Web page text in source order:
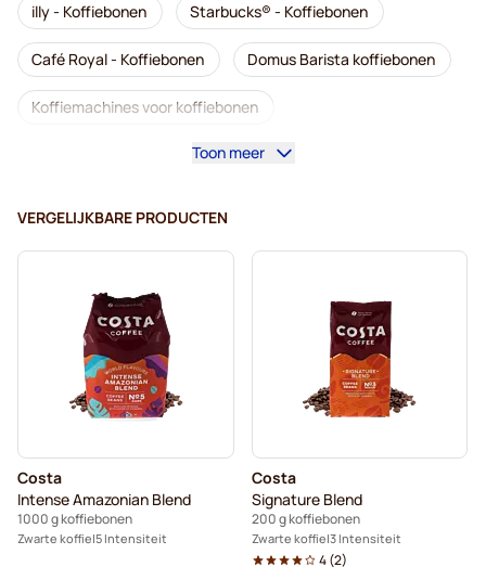
illy - Koffiebonen Starbucks® - Koffiebonen
Café Royal - Koffiebonen Domus Barista koffiebonen
Koffiemachines voor koffiebonen
Cafeïnevrij - Koffiebonen
Caffè Borbone - Koffiebonen Merrild - Koffiebonen
Garibaldi - Koffiebonen
Tonino Lamborghini - Koffiebonen
Gimoka - Koffiebonen Kaffekapslen koffiebonen
Toon meer
VERGELIJKBARE PRODUCTEN
Costa
Intense Amazonian Blend
1000 g koffiebonen
Zwarte koffie 5 Intensiteit
Costa
Signature Blend
200 g koffiebonen
Zwarte koffie 3 Intensiteit
4(2)